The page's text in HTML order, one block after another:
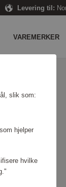
Levering til:
VAREMERKER
slik som:
hjelper
hvilke